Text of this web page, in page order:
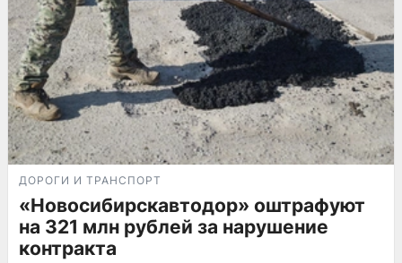
ДОРОГИ И ТРАНСПОРТ
«Новосибирскавтодор» оштрафуют
на 321 млн рублей за нарушение
контракта